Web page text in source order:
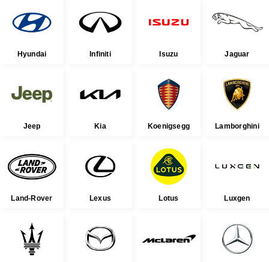
Hyundai Infiniti Isuzu Jaguar
Jeep Kia Koenigsegg Lamborghini
Land-Rover Lexus Lotus Luxgen